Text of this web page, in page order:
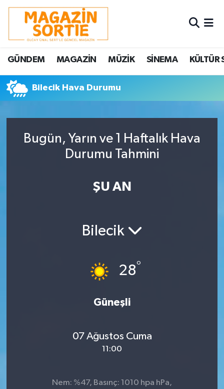
GÜNDEM MAGAZİN MÜZİK SİNEMA KÜLTÜR
Bilecik Hava Durumu
Bugün, Yarın ve 1 Haftalık Hava
Durumu Tahmini
ŞU AN
Bilecik
28°
Güneşli
07 Ağustos Cuma
11:00
Nem: %47, Basınç: 1010 hpa hPa,
Nöbetçi Eczaneler
Hava Durumu
Trafik Durumu
Tüm Manşetler